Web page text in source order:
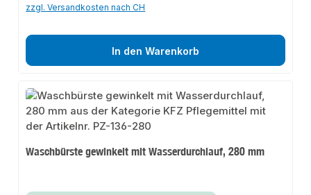
zzgl. Versandkosten nach CH
In den Warenkorb
Waschbürste gewinkelt mit Wasserdurchlauf, 280 mm